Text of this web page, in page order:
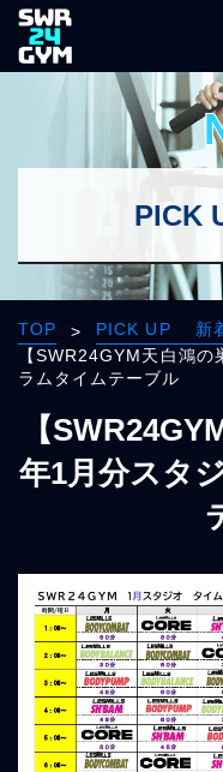
PICK
TOP > PICK UP 新
【SWR24GYM天白鴻
ラムタイムテーブル
【
年1月分スタ